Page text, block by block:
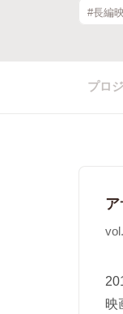
#長編
プロ
映